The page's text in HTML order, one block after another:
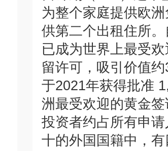
为整个家庭提供欧
供第二个出租住所
已成为世界上最受
留许可，吸引价值
于2021年获得批准
洲最受欢迎的黄金
投资者约占所有申
十的外国国籍中，